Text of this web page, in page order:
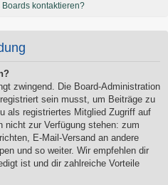
kontaktieren?
zwingend. Die Board-Administration
sein musst, um Beiträge zu
als registriertes Mitglied Zugriff auf
zur Verfügung stehen: zum
E-Mail-Versand an andere
und so weiter. Wir empfehlen dir
ist und dir zahlreiche Vorteile